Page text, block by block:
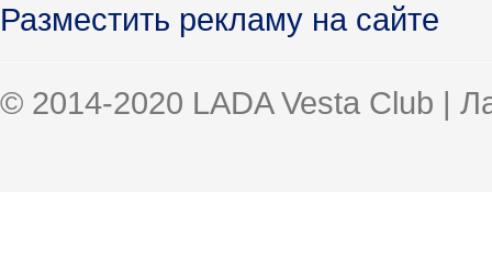
Разместить рекламу на сайте
© 2014-2020 LADA Vesta Club |